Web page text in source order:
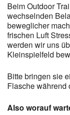
Beim Outdoor
wechselnden
beweglicher
frischen Luft
werden wir uns
Kleinspielfeld
Bitte bringen sie
Flasche während
Also worauf